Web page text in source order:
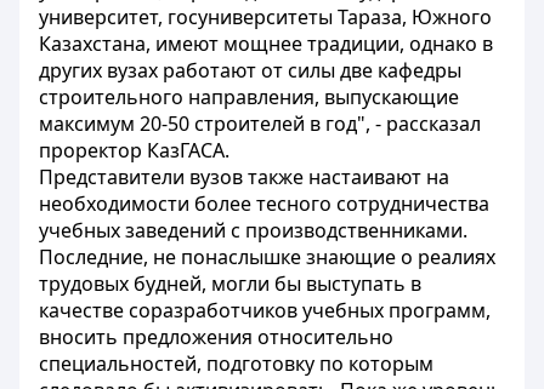
университет, госуниверситеты Тараза, Южного
Казахстана, имеют мощнее традиции, однако в
других вузах работают от силы две кафедры
строительного направления, выпускающие
максимум 20-50 строителей в год", - рассказал
проректор КазГАСА.
Представители вузов также настаивают на
необходимости более тесного сотрудничества
учебных заведений с производственниками.
Последние, не понаслышке знающие о реалиях
трудовых будней, могли бы выступать в
качестве соразработчиков учебных программ,
вносить предложения относительно
специальностей, подготовку по которым